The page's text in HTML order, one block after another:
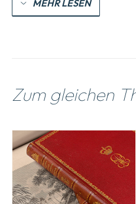
MEHR LESEN
Zum gleichen